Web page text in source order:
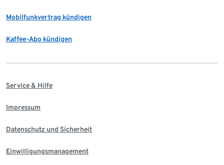
Mobilfunkvertrag kündigen
Kaffee-Abo kündigen
Service & Hilfe
Impressum
Datenschutz und Sicherheit
Einwilligungsmanagement